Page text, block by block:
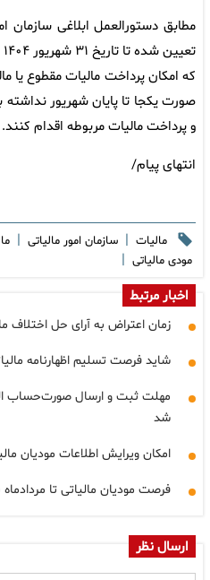
مطابق دستورالعمل ابلاغی سازمان
که امکان پرداخت مالیات مقطوع یا
صورت یکجا تا پایان شهریور
و پرداخت مالیات مربوطه اقدام کنند.
انتهای پیام/
مالیات | سازمان امور مالیاتی |
مودی مالیاتی |
اخبار مرتبط
زمان اعتراض به آرای حل اختلاف
شاید فرصت تسلیم اظهارنامه
مهلت ثبت و ارسال صورت‌حساب
شد
امکان ویرایش اطلاعات مودیان
فرصت مودیان مالیاتی تا مردادماه
ارسال نظر